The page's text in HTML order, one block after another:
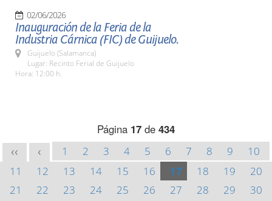
02/06/2026
Inauguración de la Feria de la
Industria Cárnica (FIC) de Guijuelo.
Guijuelo (Salamanca)
Lugar: Recinto Ferial de Guijuelo
Hora: 12:00 h.
Página 17 de 434
<< < 1 2 3 4 5 6 7 8 9
10
11
12 13 14 15 16 17 18 19
20
21
22 23 24 25 26 27 28 29
30